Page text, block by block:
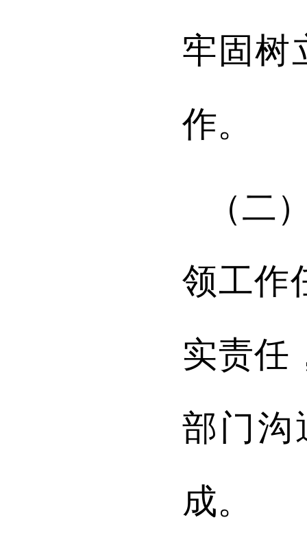
牢固树
作。
（二
领工作
实责任
部门沟
成。